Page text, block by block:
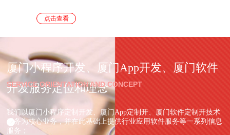
点击查看
厦门小程序开发、厦门App开发、厦门软件
开发服务定位和理念
SERVICE ORIENTATION AND CONCEPT
我们以厦门小程序定制开发、厦门App定制开、厦门软件定制开技术
服务为核心业务，并在此基础上提供行业应用软件服务等一系列信息
服务；